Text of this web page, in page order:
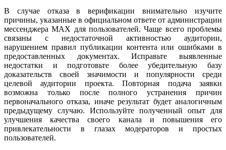
В случае отказа в верификации внимательно изучите
причины, указанные в официальном ответе от администрации
мессенджера MAX для пользователей. Чаще всего проблемы
связаны с недостаточной активностью аудитории,
нарушением правил публикации контента или ошибками в
предоставленных документах. Исправьте выявленные
недостатки и подготовьте более убедительную базу
доказательств своей значимости и популярности среди
целевой аудитории проекта. Повторная подача заявки
возможна только после полного устранения причин
первоначального отказа, иначе результат будет аналогичным
предыдущему случаю. Используйте полученный опыт для
улучшения качества своего канала и повышения его
привлекательности в глазах модераторов и простых
пользователей.